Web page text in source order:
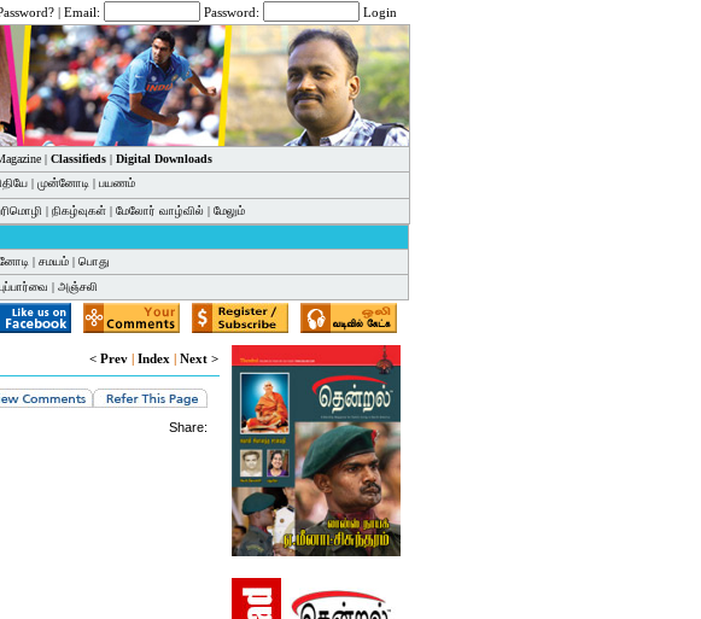
| Email: Password: Login
| Classifieds| Digital Downloads
| முன்னோடி | பயணம்
| நிகழ்வுகள் | மேலோர் வாழ்வில் | மேலும்
| சமயம் | பொது
| அஞ்சலி
< Prev | Index | Next >
Share: